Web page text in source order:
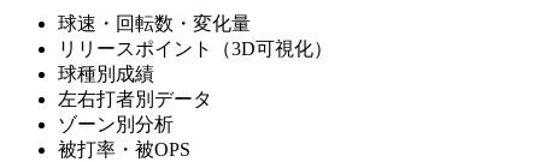
球速・回転数・変化量
リリースポイント（3D可視化）
球種別成績
左右打者別データ
ゾーン別分析
被打率・被OPS